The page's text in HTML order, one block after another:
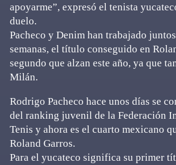
apoyarme”, expresó el tenista
duelo.
Pacheco y Denim han trabajado
semanas, el título conseguido en
segundo que alzan este año, ya que
Milán.
Rodrigo Pacheco hace unos días se
del ranking juvenil de la Federación
Tenis y ahora es el cuarto mexicano
Roland Garros.
Para el yucateco significa su primer